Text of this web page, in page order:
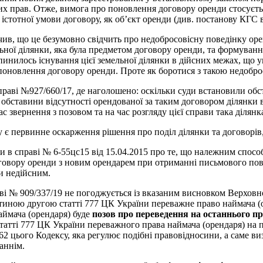
прав. Отже, вимога про поновлення договору оренди
умови договору, як об’єкт оренди (див. постанову
що це безумовно свідчить про недобросовісну поведінку
ділянки, яка була предметом договору оренди, та
існування цієї земельної ділянки в дійсних межах,
договору оренди. Проте як боротися з такою
№927/660/17, де наголошено: оскільки суди встановили
відсутності орендованої за таким договором
з позовом та на час розгляду цієї справи така
первинне оскарження рішення про поділ ділянки та
справі № 6-55цс15 від 15.04.2015 про те, що належним
оренди з новим орендарем при отриманні письмового
недійсним.
№ 909/337/19 не погоджується із вказаним висновком
другою статті 777 ЦК України переважне право наймача
(орендаря) буде позов про переведення на останнього
777 ЦК України переважного права наймача (орендаря)
цього Кодексу, яка регулює подібні правовідносини, а саме